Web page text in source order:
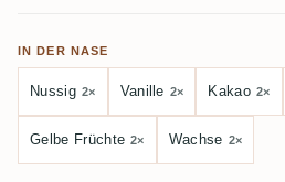
IN DER NASE
Nussig 2× Vanille 2× Kakao 2×
Gelbe Früchte 2× Wachse 2×